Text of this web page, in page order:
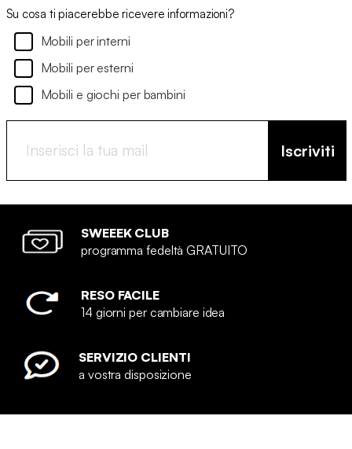
Su cosa ti piacerebbe ricevere informazioni?
Mobili per interni
Mobili per esterni
Mobili e giochi per bambini
Iscriviti
SWEEEK CLUB
programma fedeltà GRATUITO
RESO FACILE
14 giorni per cambiare idea
SERVIZIO CLIENTI
a vostra disposizione